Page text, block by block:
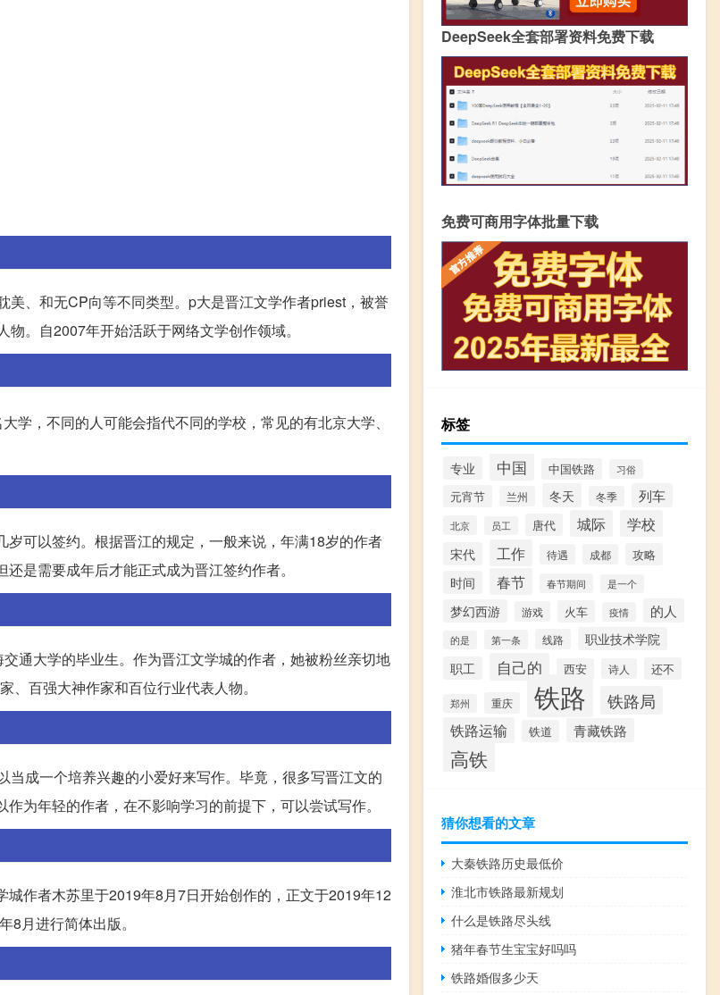
、和无CP向等不同类型。p大是晋江文学作者priest，被誉
。自2007年开始活跃于网络文学创作领域。
学，不同的人可能会指代不同的学校，常见的有北京大学、
可以签约。根据晋江的规定，一般来说，年满18岁的作者
是需要成年后才能正式成为晋江签约作者。
通大学的毕业生。作为晋江文学城的作者，她被粉丝亲切地
、百强大神作家和百位行业代表人物。
成一个培养兴趣的小爱好来写作。毕竟，很多写晋江文的
为年轻的作者，在不影响学习的前提下，可以尝试写作。
作者木苏里于2019年8月7日开始创作的，正文于2019年12
月进行简体出版。
DeepSeek全套部署资料免费下载
免费可商用字体批量下载
标签
专业 中国 中国铁路 习俗
元宵节 兰州 冬天 冬季 列车
北京 员工 唐代 城际 学校
宋代 工作 待遇 成都 攻略
时间 春节 春节期间 是一个
梦幻西游 游戏 火车 疫情 的人
的是 第一条 线路
职业技术学院
职工
自己的 西安 诗人 还不
郑州 重庆 铁路 铁路局
铁路运输 铁道 青藏铁路
高铁
猜你想看的文章
大秦铁路历史最低价
淮北市铁路最新规划
什么是铁路尽头线
猪年春节生宝宝好吗吗
铁路婚假多少天